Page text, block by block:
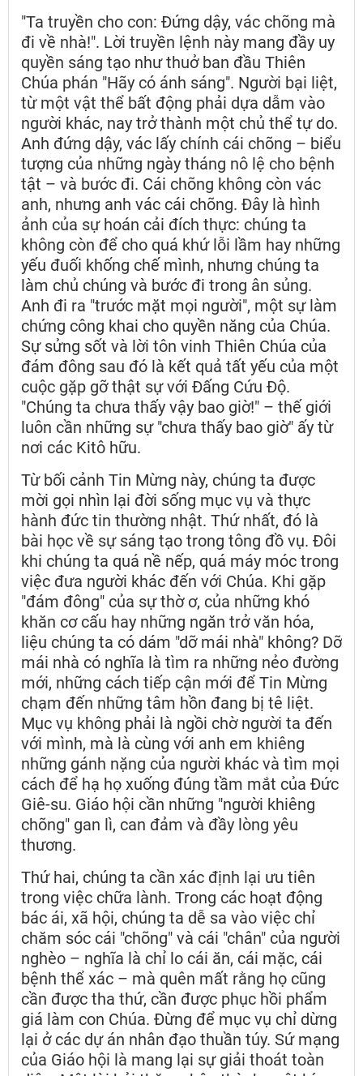
"Ta truyền cho con: Đứng dậy, vác chõng mà
đi về nhà!". Lời truyền lệnh này mang đầy uy
quyền sáng tạo như thuở ban đầu Thiên
Chúa phán "Hãy có ánh sáng". Người bại liệt,
từ một vật thể bất động phải dựa dẫm vào
người khác, nay trở thành một chủ thể tự do.
Anh đứng dậy, vác lấy chính cái chõng – biểu
tượng của những ngày tháng nô lệ cho bệnh
tật – và bước đi. Cái chõng không còn vác
anh, nhưng anh vác cái chõng. Đây là hình
ảnh của sự hoán cải đích thực: chúng ta
không còn để cho quá khứ lỗi lầm hay những
yếu đuối khống chế mình, nhưng chúng ta
làm chủ chúng và bước đi trong ân sủng.
Anh đi ra "trước mặt mọi người", một sự làm
chứng công khai cho quyền năng của Chúa.
Sự sửng sốt và lời tôn vinh Thiên Chúa của
đám đông sau đó là kết quả tất yếu của một
cuộc gặp gỡ thật sự với Đấng Cứu Độ.
"Chúng ta chưa thấy vậy bao giờ!" – thế giới
luôn cần những sự "chưa thấy bao giờ" ấy từ
nơi các Kitô hữu.
Từ bối cảnh Tin Mừng này, chúng ta được
mời gọi nhìn lại đời sống mục vụ và thực
hành đức tin thường nhật. Thứ nhất, đó là
bài học về sự sáng tạo trong tông đồ vụ. Đôi
khi chúng ta quá nề nếp, quá máy móc trong
việc đưa người khác đến với Chúa. Khi gặp
"đám đông" của sự thờ ơ, của những khó
khăn cơ cấu hay những ngăn trở văn hóa,
liệu chúng ta có dám "dỡ mái nhà" không? Dỡ
mái nhà có nghĩa là tìm ra những nẻo đường
mới, những cách tiếp cận mới để Tin Mừng
chạm đến những tâm hồn đang bị tê liệt.
Mục vụ không phải là ngồi chờ người ta đến
với mình, mà là cùng với anh em khiêng
những gánh nặng của người khác và tìm mọi
cách để hạ họ xuống đúng tầm mắt của Đức
Giê-su. Giáo hội cần những "người khiêng
chõng" gan lì, can đảm và đầy lòng yêu
thương.
Thứ hai, chúng ta cần xác định lại ưu tiên
trong việc chữa lành. Trong các hoạt động
bác ái, xã hội, chúng ta dễ sa vào việc chỉ
chăm sóc cái "chõng" và cái "chân" của người
nghèo – nghĩa là chỉ lo cái ăn, cái mặc, cái
bệnh thể xác – mà quên mất rằng họ cũng
cần được tha thứ, cần được phục hồi phẩm
giá làm con Chúa. Đừng để mục vụ chỉ dừng
lại ở các dự án nhân đạo thuần túy. Sứ mạng
của Giáo hội là mang lại sự giải thoát toàn